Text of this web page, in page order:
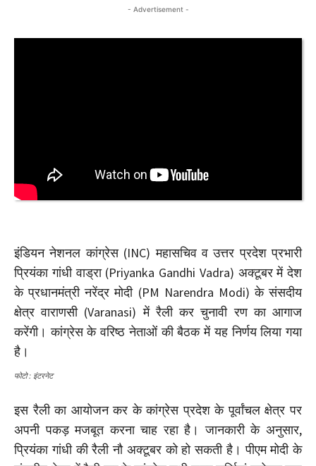
- Advertisement -
इंडियन नेशनल कांग्रेस (INC) महासचिव व उत्तर प्रदेश प्रभारी
प्रियंका गांधी वाड्रा (Priyanka Gandhi Vadra) अक्टूबर में देश
के प्रधानमंत्री नरेंद्र मोदी (PM Narendra Modi) के संसदीय
क्षेत्र वाराणसी (Varanasi) में रैली कर चुनावी रण का आगाज
करेंगी। कांग्रेस के वरिष्ठ नेताओं की बैठक में यह निर्णय लिया गया
है।
फोटो : इंटरनेट
इस रैली का आयोजन कर के कांग्रेस प्रदेश के पूर्वांचल क्षेत्र पर
अपनी पकड़ मजबूत करना चाह रहा है। जानकारी के अनुसार,
प्रियंका गांधी की रैली नौ अक्टूबर को हो सकती है। पीएम मोदी के